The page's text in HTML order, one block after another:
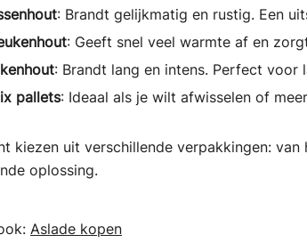
: Brandt gelijkmatig en rustig. Een
: Geeft snel veel warmte af en
: Brandt lang en intens. Perfect voor
pallets: Ideaal als je wilt afwisselen of
kiezen uit verschillende verpakkingen:
oplossing.
Aslade kopen